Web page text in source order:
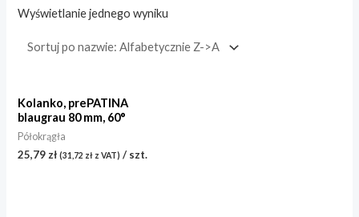
Rynny i odwodnienia
Półokrągła
Wyświetlanie jednego wyniku
Kolanko, prePATINA
blaugrau 80 mm, 60°
Półokrągła
25,79 zł (31,72 zł z VAT) / szt.